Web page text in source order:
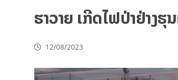
ຮາວາຍ ເກີດໄຟປ່າຢ່າງ
12/08/2023